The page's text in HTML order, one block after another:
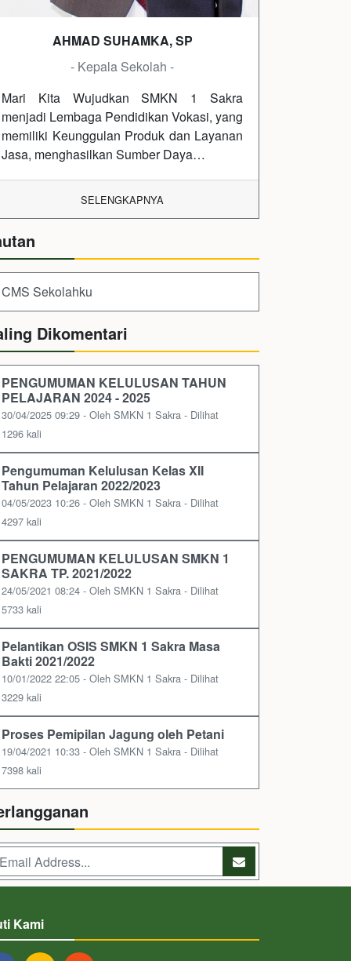
AHMAD SUHAMKA, SP
- Kepala Sekolah -
Mari Kita Wujudkan SMKN 1 Sakra
menjadi Lembaga Pendidikan Vokasi, yang
memiliki Keunggulan Produk dan Layanan
Jasa, menghasilkan Sumber Daya…
SELENGKAPNYA
CMS Sekolahku
Dikomentari
PENGUMUMAN KELULUSAN TAHUN
PELAJARAN 2024 - 2025
30/04/2025 09:29 - Oleh SMKN 1 Sakra - Dilihat
1296 kali
Pengumuman Kelulusan Kelas XII
Tahun Pelajaran 2022/2023
04/05/2023 10:26 - Oleh SMKN 1 Sakra - Dilihat
4297 kali
PENGUMUMAN KELULUSAN SMKN 1
SAKRA TP. 2021/2022
24/05/2021 08:24 - Oleh SMKN 1 Sakra - Dilihat
5733 kali
Pelantikan OSIS SMKN 1 Sakra Masa
Bakti 2021/2022
10/01/2022 22:05 - Oleh SMKN 1 Sakra - Dilihat
3229 kali
Proses Pemipilan Jagung oleh Petani
19/04/2021 10:33 - Oleh SMKN 1 Sakra - Dilihat
7398 kali
Kami